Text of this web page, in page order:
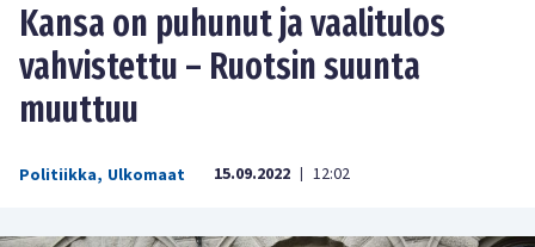
Kansa on puhunut ja vaalitulos
vahvistettu – Ruotsin suunta
muuttuu
Politiikka, Ulkomaat 15.09.2022 | 12:02